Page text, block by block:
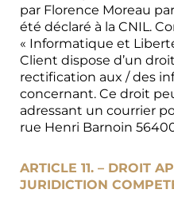
par Florence Moreau
été déclaré à la CNIL.
« Informatique et
Client dispose d’un
rectification aux / des
concernant. Ce droit
adressant un courrier
rue Henri Barnoin
ARTICLE 11. – DROIT
JURIDICTION